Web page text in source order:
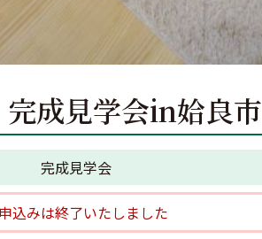
成見学会in姶良市
完成見学会
込みは終了いたしました